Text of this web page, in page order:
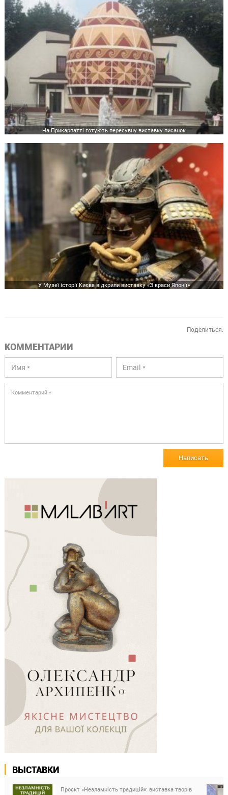
На Прикарпатті готують пересувну виставку писанок
У Музеї історії Києва відкрили виставку «З краси Японії»
Поделиться:
КОММЕНТАРИИ
Написать
ВЫСТАВКИ
Проєкт «Незламність традицій»: виставка творів